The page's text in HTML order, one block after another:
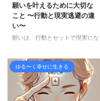
の中が不安でいっぱいになって、
「どうしよう！」とパニックにな
りそうになる感覚もです。 で
も、まず知っておいていただきた
は、あなただけが特別に感じてい
る ...
願いを叶えるために大切な
こと 〜行動と現実逃避の違
い〜
願いは、行動とセットで現実にな
願いを持っています。 たとえば
「もっと楽しい毎日を過ごした
い」「素敵な仕事に就きたい」
「夢の場所に旅行したい」などで
す。 でも、その願いが本当に叶
ゆる〜く幸せに生きる